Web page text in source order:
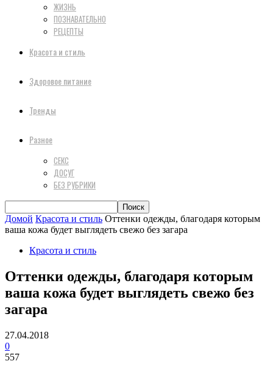
ЖИЗНЬ
ПОЗНАВАТЕЛЬНО
РЕЦЕПТЫ
Красота и стиль
Здоровое питание
Тренды
Разное
СЕКС
ДОСУГ
БЕЗ РУБРИКИ
Домой Красота и стиль Оттенки одежды, благодаря которым
ваша кожа будет выглядеть свежо без загара
Красота и стиль
Оттенки одежды, благодаря которым
ваша кожа будет выглядеть свежо без
загара
27.04.2018
0
557